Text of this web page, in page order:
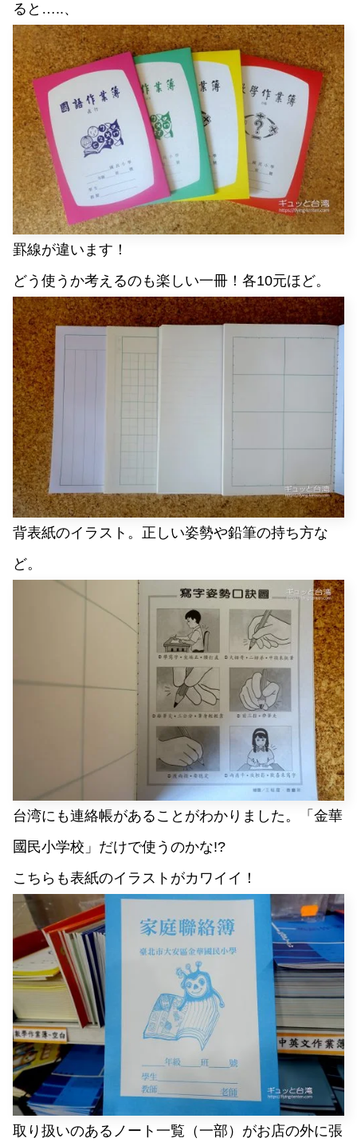
ると…..、
罫線が違います！
どう使うか考えるのも楽しい一冊 ！各10元ほど。
背表紙のイラスト。正しい姿勢や鉛筆の持ち方な
ど。
台湾にも連絡帳があることがわかりました。「金華
國 民小学校」だけで使うのかな!?
こちらも表紙のイラストがカワイイ！
取り扱いのあるノート一覧（一部）がお店の外に張